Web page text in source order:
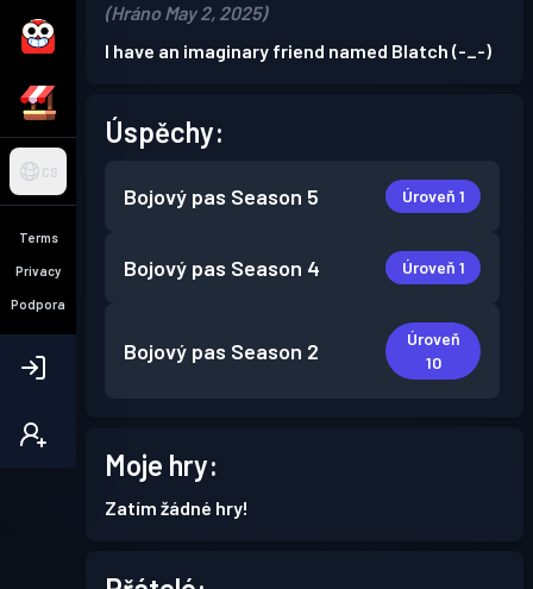
CS
Terms
Privacy
Podpora
(Hráno May 2, 2025)
I have an imaginary friend named Blatch (-_-)
Úspěchy:
Bojový pas Season 5 Úroveň 1
Bojový pas Season 4 Úroveň 1
Bojový pas Season 2
Úroveň
10
Moje hry:
Zatím žádné hry!